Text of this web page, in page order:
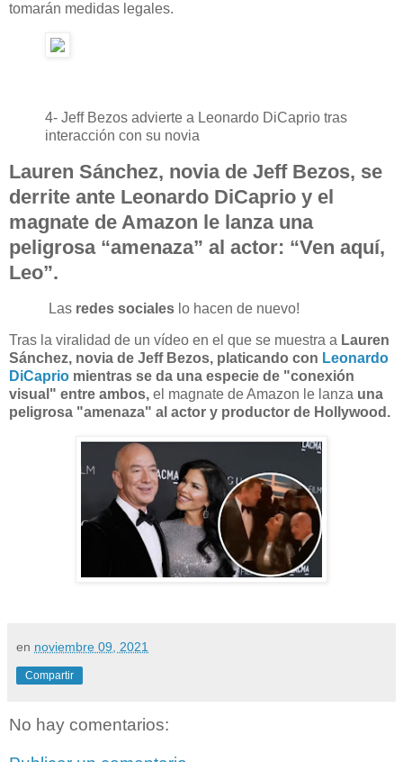
tomarán medidas legales.
4- Jeff Bezos advierte a Leonardo DiCaprio tras
interacción con su novia
Lauren Sánchez, novia de Jeff Bezos, se
derrite ante Leonardo DiCaprio y el
magnate de Amazon le lanza una
peligrosa “amenaza” al actor: “Ven aquí,
Leo”.
Las redes sociales lo hacen de nuevo!
Tras la viralidad de un vídeo en el que se muestra a Lauren
Sánchez, novia de Jeff Bezos, platicando con Leonardo
DiCaprio mientras se da una especie de "conexión
visual" entre ambos, el magnate de Amazon le lanza una
peligrosa "amenaza" al actor y productor de Hollywood.
en noviembre 09, 2021
Compartir
No hay comentarios: